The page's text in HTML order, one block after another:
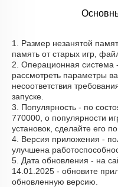
1. Размер незанятой
память от старых игр,
2. Операционная система
рассмотреть параметры
несоответствия
запуске.
3. Популярность - по
770000, о популярности
установок, сделайте его
4. Версия приложения -
улучшена
5. Дата обновления - на
14.01.2025 - обновите
обновленную версию.